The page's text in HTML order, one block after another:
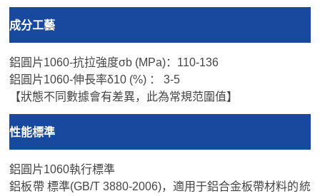
成分工藝
鋁圓片1060-抗拉強度σb (MPa)：110-136
鋁圓片1060-伸長率δ10 (%) ： 3-5
【狀態不同數據會有差異，此為常規范圍值】
性能標準
鋁圓片1060執行標準
鋁板帶 標準(GB/T 3880-2006)，適用于鋁合金板帶材料的統